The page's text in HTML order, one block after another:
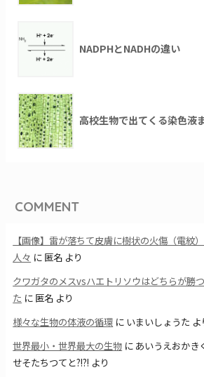
NADPHとNADHの違い
高校生物で出てくる染色液
COMMENT
【画像】雷が落ちて皮膚に樹状の火傷（電紋
人々 に 匿名 より
クワガタのメスvsハエトリソウはどちらが勝
た に 匿名 より
様々な生物の体液の循環 に いまいしょうた よ
世界最小・世界最大の生物 に あいうえおかき
せそたちつてと?!?! より